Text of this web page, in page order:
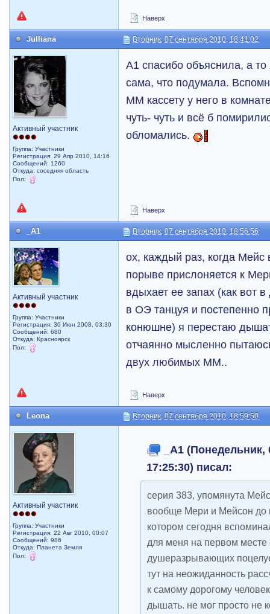
Наверх
Julliana Вторник, 07 сентября 2010, 18:41:02
Активный участник
Группа: Участники
Регистрация: 29 Апр 2010, 14:16
Сообщений: 1260
Откуда: соседняя область
Пол:
А1 спасибо объяснила, а
сама, что подумала.
ММ кассету у него в
чуть- чуть и всё б
обломались.
Наверх
_A1 Вторник, 07 сентября 2010, 18:56:56
Активный участник
Группа: Участники
Регистрация: 30 Июн 2008, 03:30
Сообщений: 680
Откуда: Красноярск
Пол:
ох, каждый раз, когда
порыве прислоняется к
вдыхает ее запах (как вот
в ОЭ танцуя и постепенно
конюшне) я перестаю
отчаянно мысленно
двух любимых ММ..
Наверх
Leona Вторник, 07 сентября 2010, 18:59:50
Активный участник
Группа: Участники
Регистрация: 22 Авг 2010, 00:07
Сообщений: 986
Откуда: Планета Земля
Пол:
_A1 (Понедельник,
17:25:30) писал:
серия 383, упомянута
вообще Мери и Мейсон до
котором сегодня
для меня на первом месте
душеразрывающих
тут на неожиданность
к самому дорогому
дышать. не мог просто не